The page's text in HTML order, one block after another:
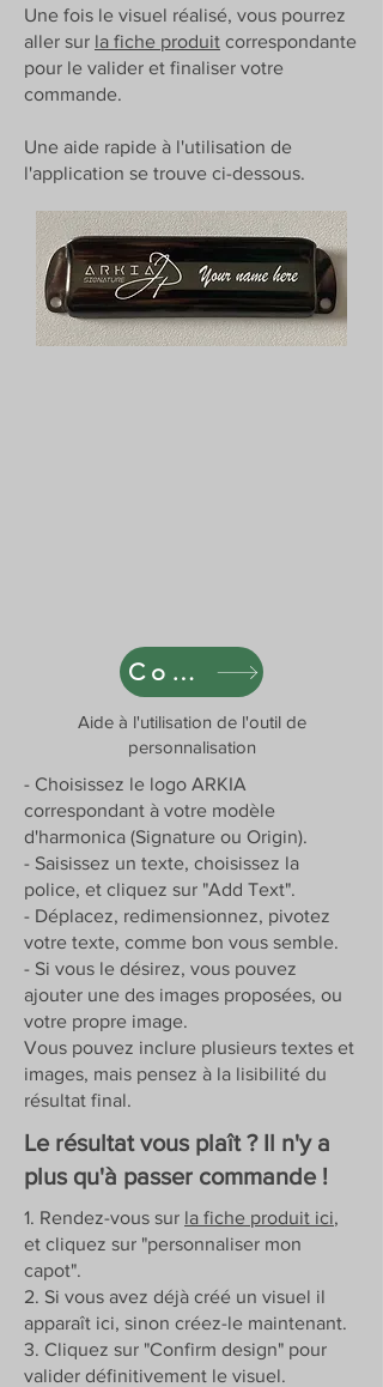
Une fois le visuel réalisé, vous pourrez
aller sur la fiche produit correspondante
pour le valider et finaliser votre
commande.
Une aide rapide à l'utilisation de
l'application se trouve ci-dessous.
Cover Designer
Aide à l'utilisation de l'outil de
personnalisation
- Choisissez le logo ARKIA
correspondant à votre modèle
d'harmonica (Signature ou Origin).
- Saisissez un texte, choisissez la
police, et cliquez sur "Add Text".
- Déplacez, redimensionnez, pivotez
votre texte, comme bon vous semble.
- Si vous le désirez, vous pouvez
ajouter une des images proposées, ou
votre propre image.
Vous pouvez inclure plusieurs textes et
images, mais pensez à la lisibilité du
résultat final.
Le résultat vous plaît ? Il n'y a
plus qu'à passer commande !
1. Rendez-vous sur la fiche produit ici,
et cliquez sur "personnaliser mon
capot".
2. Si vous avez déjà créé un visuel il
apparaît ici, sinon créez-le maintenant.
3. Cliquez sur "Confirm design" pour
valider définitivement le visuel.